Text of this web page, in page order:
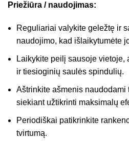
Priežiūra / naudojimas:
Reguliariai valykite geležtę ir
naudojimo, kad išlaikytumėte
Laikykite peilį sausoje vietoje,
ir tiesioginių saulės spindulių.
Aštrinkite ašmenis naudodami
siekiant užtikrinti maksimalų
Periodiškai patikrinkite
tvirtumą.